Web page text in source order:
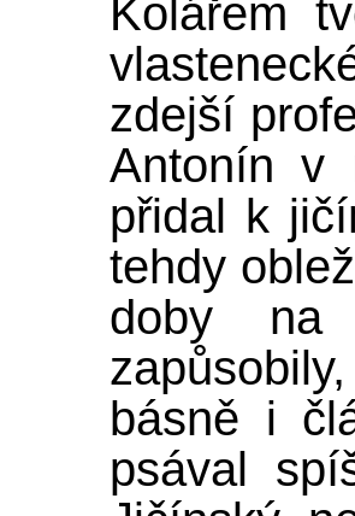
Kolářem
zdejší
Antonín v
přidal k
tehdy
doby na
básně i
psával